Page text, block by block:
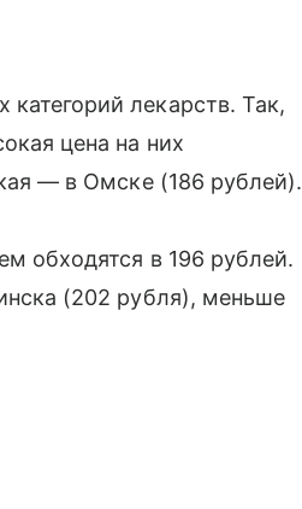
лекарств. Так,
цена на них
— в Омске (186 рублей).
обходятся в 196 рублей.
(202 рубля), меньше